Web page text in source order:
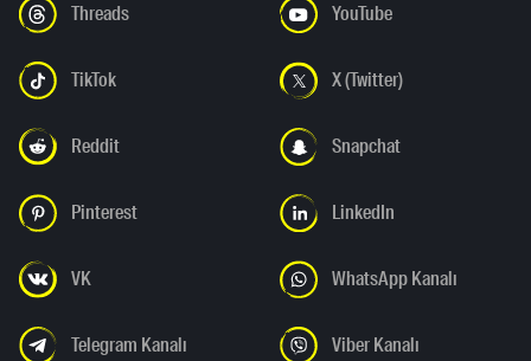
Threads YouTube
TikTok X (Twitter)
Reddit Snapchat
Pinterest LinkedIn
VK WhatsApp Kanalı
Telegram Kanalı Viber Kanalı